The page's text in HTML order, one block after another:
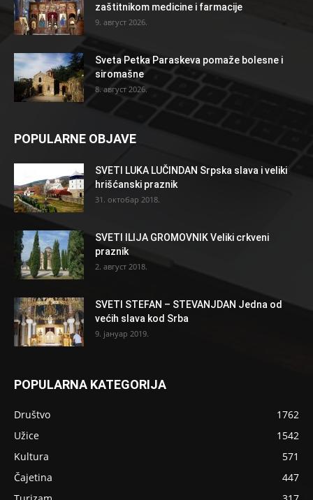
zaštitnikom medicine i farmacije
9. август 2026.
Sveta Petka Paraskeva pomaže bolesne i
siromašne
8. август 2026.
POPULARNE OBJAVE
SVETI LUKA LUČINDAN Srpska slava i veliki
hrišćanski praznik
31. октобар 2018.
SVETI ILIJA GROMOVNIK Veliki crkveni
praznik
2. август 2018.
SVETI STEFAN – STEVANJDAN Jedna od
većih slava kod Srba
9. јануар 2019.
POPULARNA KATEGORIJA
Društvo
1762
Užice
1542
Kultura
571
Čajetina
447